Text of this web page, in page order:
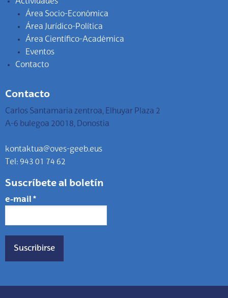
Área Socio-Económica
Área Jurídico-Política
Área Científico-Académica
Eventos
Contacto
Contacto
Carlos Santamaria zentroa, Elhuyar Plaza 2
A-6 bulegoa 20018, Donostia
kontaktua@oves-geeb.eus
Tel: 943 01 74 62
Suscríbete al boletín
e-mail *